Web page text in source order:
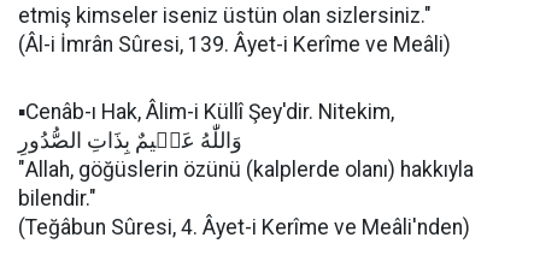
etmiş kimseler iseniz üstün olan sizlersiniz."
(Âl-i İmrân Sûresi, 139. Âyet-i Kerîme ve Meâli)
▪️Cenâb-ı Hak, Âlim-i Küllî Şey'dir. Nitekim,
وَاللّٰهُ عَلٖيمٌ بِذَاتِ الصُّدُورِ
"Allah, göğüslerin özünü (kalplerde olanı) hakkıyla
bilendir."
(Teğâbun Sûresi, 4. Âyet-i Kerîme ve Meâli'nden)